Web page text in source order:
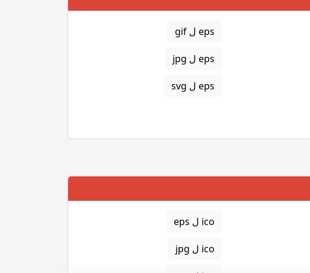
eps ل gif
eps ل jpg
eps ل svg
ico ل eps
ico ل jpg